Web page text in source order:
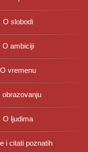
O slobodi
O ambiciji
O vremenu
obrazovanju
O ljudima
i citati poznatih